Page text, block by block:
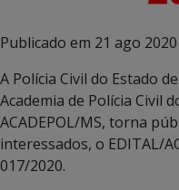
Publicado em 21 ago 2020
A Polícia Civil do Estado
Academia de Polícia Civil
ACADEPOL/MS, torna
interessados, o EDITAL/
017/2020.